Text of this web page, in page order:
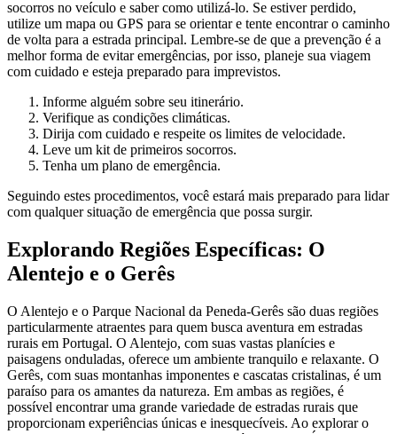
socorros no veículo e saber como utilizá-lo. Se estiver perdido,
utilize um mapa ou GPS para se orientar e tente encontrar o caminho
de volta para a estrada principal. Lembre-se de que a prevenção é a
melhor forma de evitar emergências, por isso, planeje sua viagem
com cuidado e esteja preparado para imprevistos.
Informe alguém sobre seu itinerário.
Verifique as condições climáticas.
Dirija com cuidado e respeite os limites de velocidade.
Leve um kit de primeiros socorros.
Tenha um plano de emergência.
Seguindo estes procedimentos, você estará mais preparado para lidar
com qualquer situação de emergência que possa surgir.
Explorando Regiões Específicas: O
Alentejo e o Gerês
O Alentejo e o Parque Nacional da Peneda-Gerês são duas regiões
particularmente atraentes para quem busca aventura em estradas
rurais em Portugal. O Alentejo, com suas vastas planícies e
paisagens onduladas, oferece um ambiente tranquilo e relaxante. O
Gerês, com suas montanhas imponentes e cascatas cristalinas, é um
paraíso para os amantes da natureza. Em ambas as regiões, é
possível encontrar uma grande variedade de estradas rurais que
proporcionam experiências únicas e inesquecíveis. Ao explorar o